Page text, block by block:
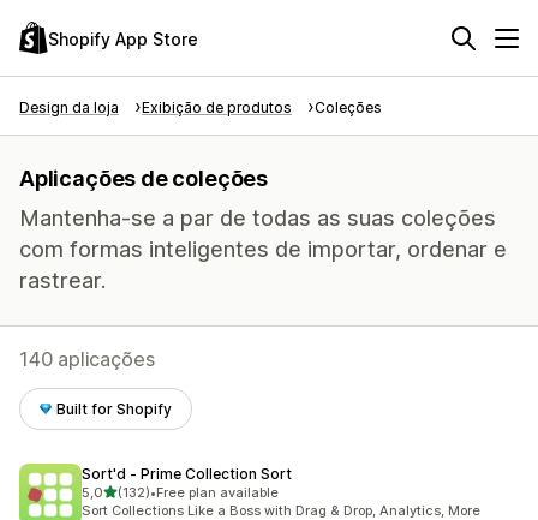
Shopify App Store
Design da loja Exibição de produtos Coleções
Aplicações de coleções
Mantenha-se a par de todas as suas coleções
com formas inteligentes de importar, ordenar e
rastrear.
140 aplicações
Built for Shopify
Sort'd ‑ Prime Collection Sort
5,0de 5 estrelas
(132)
132 total de avaliações
•Free plan available
Sort Collections Like a Boss with Drag & Drop, Analytics, More